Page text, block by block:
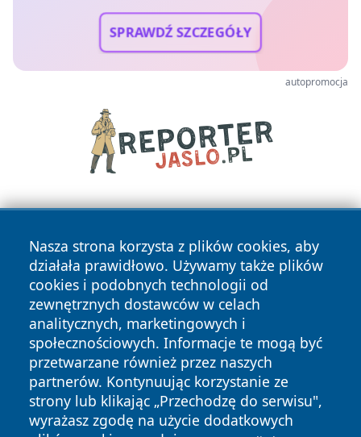
SPRAWDŹ SZCZEGÓŁY
autopromocja
Nasza strona korzysta z plików cookies, aby
działała prawidłowo. Używamy także plików
cookies i podobnych technologii od
zewnętrznych dostawców w celach
analitycznych, marketingowych i
społecznościowych. Informacje te mogą być
przetwarzane również przez naszych
partnerów. Kontynuując korzystanie ze
strony lub klikając „Przechodzę do serwisu",
wyrażasz zgodę na użycie dodatkowych
Copyright © 2026 raciborski24.pl Wszystkie prawa
zastrzeżone.
News Autorzy
Polityka
Prywatności
Polityka
Cookies